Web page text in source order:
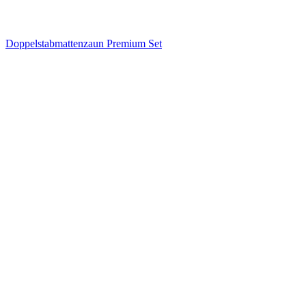
Doppelstabmattenzaun Premium Set